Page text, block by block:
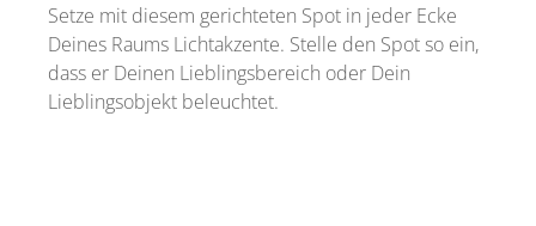
Setze mit diesem gerichteten Spot in jeder Ecke
Deines Raums Lichtakzente. Stelle den Spot so ein,
dass er Deinen Lieblingsbereich oder Dein
Lieblingsobjekt beleuchtet.